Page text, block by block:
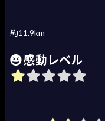
約11.9km
感動レベル